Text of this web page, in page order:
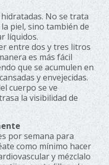
No se trata
piel, sino también de
líquidos.
entre dos y tres litros
es más fácil
que se acumulen en
y envejecidas.
cuerpo se ve
la visibilidad de
por semana para
como mínimo hacer
y mézclalo